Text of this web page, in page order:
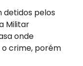
detidos pelos
Militar
onde
crime, porém